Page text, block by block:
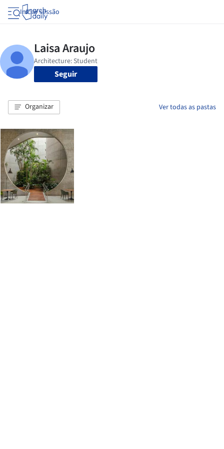
Iniciar sessão
Seguir
Organizar Ver todas as pastas